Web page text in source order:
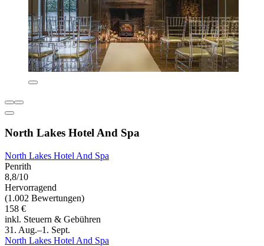
North Lakes Hotel And Spa
North Lakes Hotel And Spa
Penrith
8,8/10
Hervorragend
(1.002 Bewertungen)
158 €
inkl. Steuern & Gebühren
31. Aug.–1. Sept.
North Lakes Hotel And Spa